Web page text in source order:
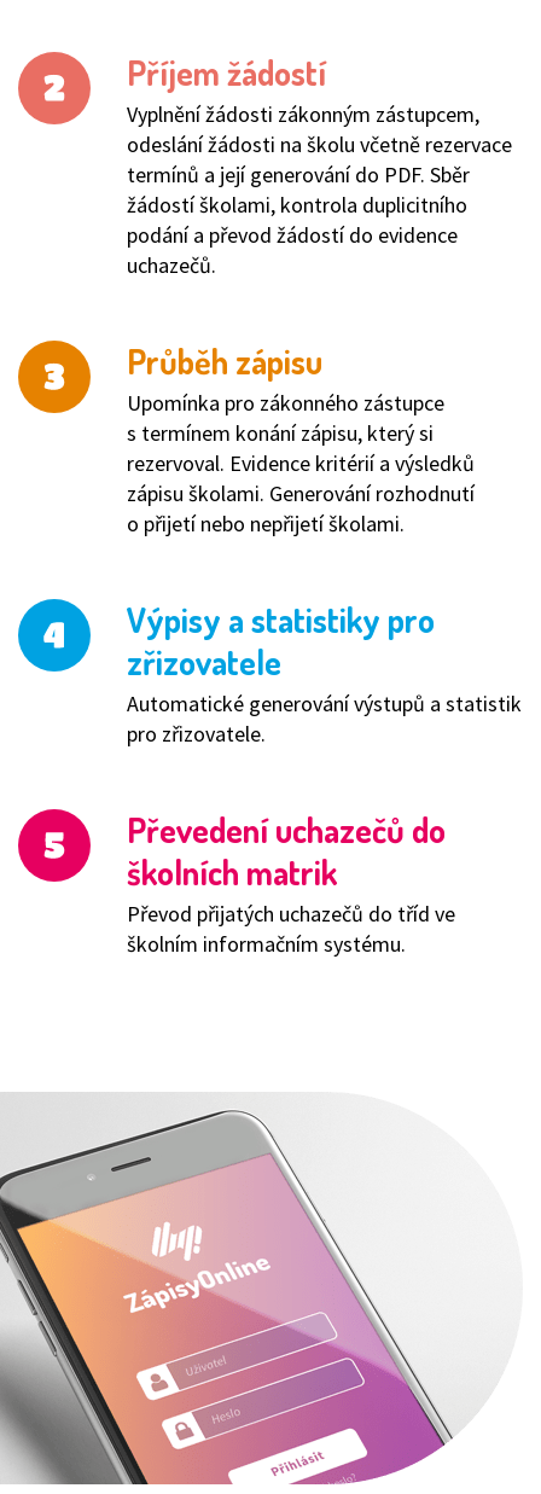
Příjem žádostí
Vyplnění žádosti zákonným zástupcem,
odeslání žádosti na školu včetně rezervace
termínů a její generování do PDF. Sběr
žádostí školami, kontrola duplicitního
podání a převod žádostí do evidence
uchazečů.
Průběh zápisu
Upomínka pro zákonného zástupce
s termínem konání zápisu, který si
rezervoval. Evidence kritérií a výsledků
zápisu školami. Generování rozhodnutí
o přijetí nebo nepřijetí školami.
Výpisy a statistiky pro
zřizovatele
Automatické generování výstupů a statistik
pro zřizovatele.
Převedení uchazečů do
školních matrik
Převod přijatých uchazečů do tříd ve
školním informačním systému.